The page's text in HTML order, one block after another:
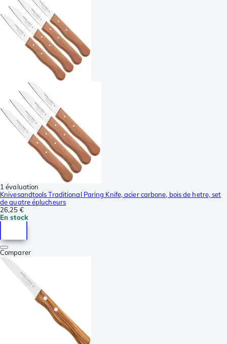
1 évaluation
Knivesandtools Traditional Paring Knife, acier carbone, bois de hetre, set
de quatre éplucheurs
26,25 €
En stock
Comparer